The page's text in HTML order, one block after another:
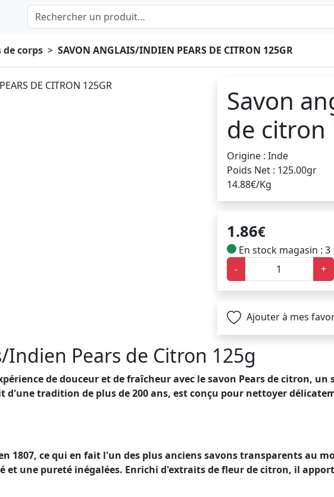
de corps SAVON ANGLAIS/INDIEN PEARS DE CITRON 125GR
Savon
de citron
Origine : Inde
Poids Net : 125.00gr
14.88€/Kg
1.86€
En stock magasin : 3
-
+
Ajouter à mes
Indien Pears de Citron 125g
de douceur et de fraîcheur avec le savon Pears de citron,
d'une tradition de plus de 200 ans, est conçu pour nettoyer
1807, ce qui en fait l'un des plus anciens savons transparents au
et une pureté inégalées. Enrichi d'extraits de fleur de citron, il